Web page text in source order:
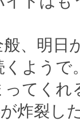
般、明日
くようで
ってく
炸裂し